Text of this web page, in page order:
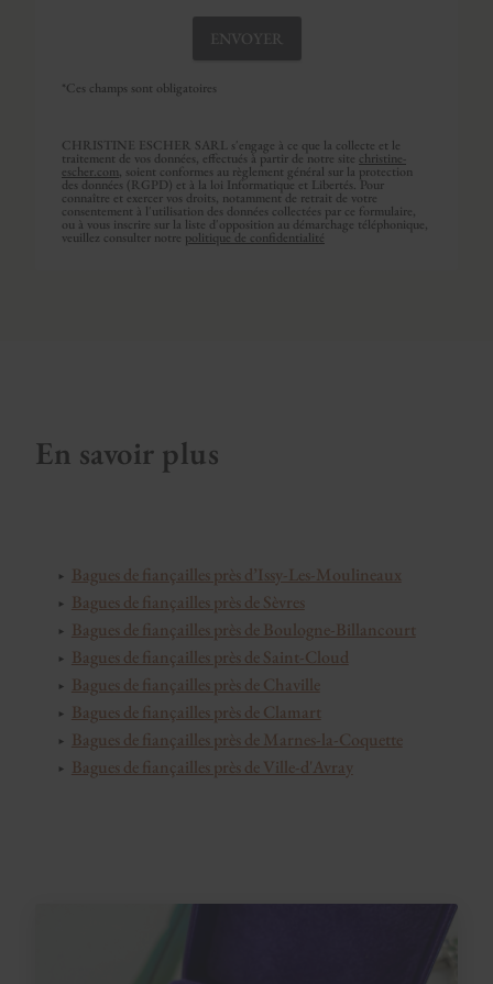
*Ces champs sont obligatoires
CHRISTINE ESCHER SARL s'engage à ce que la collecte et le
traitement de vos données, effectués à partir de notre site christine-
escher.com, soient conformes au règlement général sur la protection
des données (RGPD) et à la loi Informatique et Libertés. Pour
connaître et exercer vos droits, notamment de retrait de votre
consentement à l'utilisation des données collectées par ce formulaire,
ou à vous inscrire sur la liste d'opposition au démarchage téléphonique,
veuillez consulter notre politique de confidentialité
En savoir plus
Bagues de fiançailles près d’Issy-Les-Moulineaux
Bagues de fiançailles près de Sèvres
Bagues de fiançailles près de Boulogne-Billancourt
Bagues de fiançailles près de Saint-Cloud
Bagues de fiançailles près de Chaville
Bagues de fiançailles près de Clamart
Bagues de fiançailles près de Marnes-la-Coquette
Bagues de fiançailles près de Ville-d'Avray